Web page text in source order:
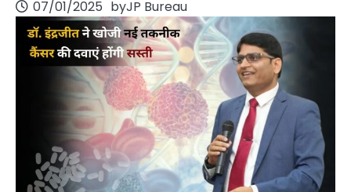
07/01/2025 byJP Bureau